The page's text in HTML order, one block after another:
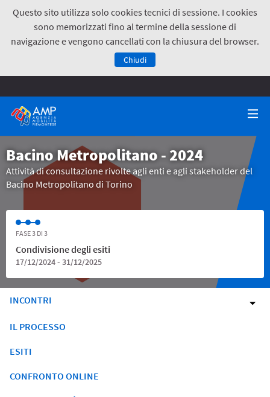
Questo sito utilizza solo cookies tecnici di sessione. I cookies
sono memorizzati fino al termine della sessione di
navigazione e vengono cancellati con la chiusura del browser.
Chiudi
Bacino Metropolitano - 2024
Attività di consultazione rivolte agli enti e agli stakeholder del
Bacino Metropolitano di Torino
FASE 3 DI 3
Condivisione degli esiti
17/12/2024 - 31/12/2025
INCONTRI
IL PROCESSO
ESITI
CONFRONTO ONLINE